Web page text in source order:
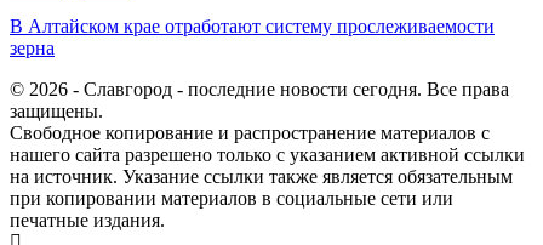
В Алтайском крае отработают систему прослеживаемости
зерна
© 2026 - Славгород - последние новости сегодня. Все права
защищены.
Свободное копирование и распространение материалов с
нашего сайта разрешено только с указанием активной ссылки
на источник. Указание ссылки также является обязательным
при копировании материалов в социальные сети или
печатные издания.